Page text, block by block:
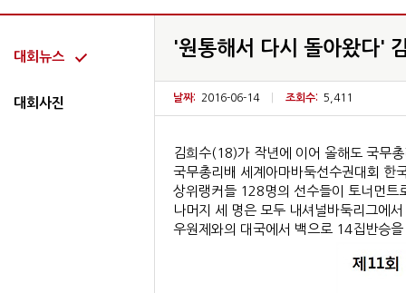
대회뉴스
대회사진
'원통해서 다시 돌아왔다'
날짜: 2016-06-14 조회수: 5,411
김희수(18)가 작년에 이어 올해도 국무
국무총리배 세계아마바둑선수권대회 한
상위랭커들 128명의 선수들이 토너먼트
나머지 세 명은 모두 내셔널바둑리그에
우원제와의 대국에서 백으로 14집반승